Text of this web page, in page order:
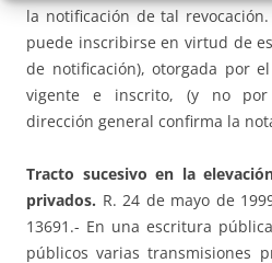
la notificación de tal
puede inscribirse en virtud de
de notificación), otorgada por
vigente e inscrito, (y no por
dirección general confirma la
Tracto sucesivo en la
privados. R. 24 de mayo de
13691.- En una escritura
públicos varias transmisiones